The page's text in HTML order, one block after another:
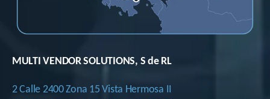
MULTI VENDOR SOLUTIONS, S de RL
2 Calle 2400 Zona 15 Vista Hermosa II